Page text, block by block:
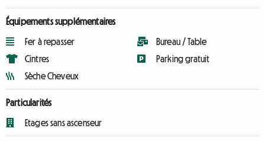
Équipements supplémentaires
Fer à repasser
Cintres
Sèche Cheveux
Bureau / Table
Parking gratuit
Particularités
Etages sans ascenseur